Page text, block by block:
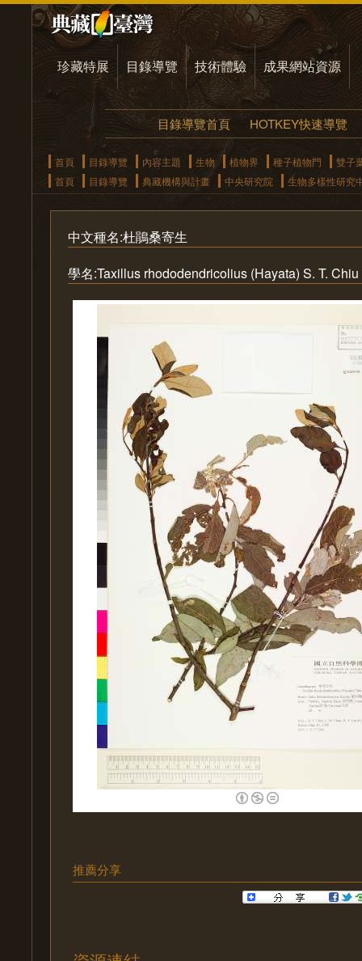
珍藏特展 目錄導覽 技術體驗 成果網站資源
目錄導覽首頁 HOTKEY快速導覽
首頁 目錄導覽 內容主題 生物 植物界 種子植物門
雙子
首頁
目錄導覽 典藏機構與計畫 中央研究院 生物多樣性研究
中文種名:杜鵑桑寄生
學名:Taxillus rhododendricolius (Hayata) S. T. Chiu
推薦分享